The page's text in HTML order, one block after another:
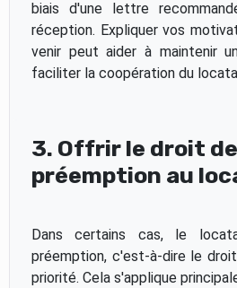
biais d'une lettre
réception. Expliquer vos
venir peut aider à maintenir
faciliter la coopération du
3. Offrir le droit de
préemption au
Dans certains cas, le
préemption, c'est-à-dire le
priorité. Cela s'applique